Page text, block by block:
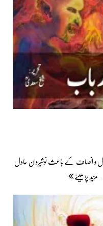
عدل و انصاف کے باعث نوشیروان عادل
پڑھیئے